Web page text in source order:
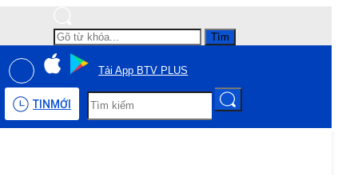
Tìm
Tải App BTV PLUS
TIN MỚI